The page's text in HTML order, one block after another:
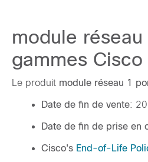
module
gammes
Le produit module réseau 1
Date de fin de vente:
Date de fin de prise en
Cisco's End-of-Life